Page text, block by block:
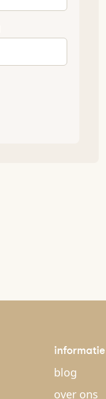
informatie
blog
over ons